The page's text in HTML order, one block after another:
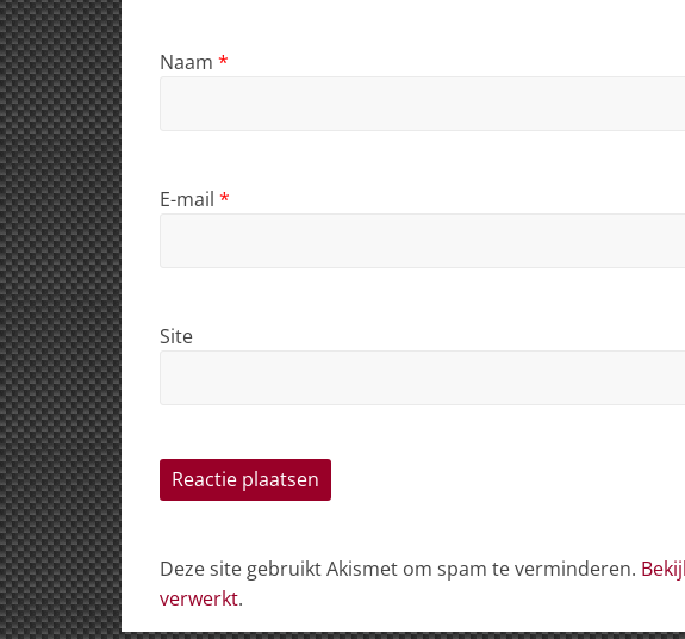
Naam *
E-mail *
Site
Deze site gebruikt Akismet om spam te verminderen.
verwerkt.